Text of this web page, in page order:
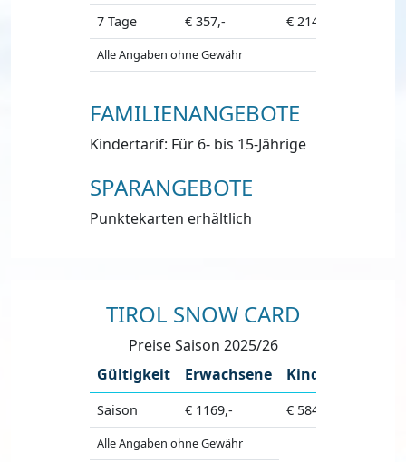
7 Tage
€ 357,- € 214,-
Alle Angaben ohne Gewähr
FAMILIENANGEBOTE
Kindertarif: Für 6- bis 15-Jährige
SPARANGEBOTE
Punktekarten erhältlich
TIROL SNOW CARD
Preise Saison 2025/26
Gültigkeit
Erwachsene Kinder
Saison € 1169,- € 584,-
Alle Angaben ohne Gewähr